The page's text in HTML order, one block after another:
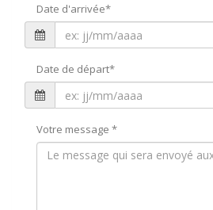
Date d'arrivée*
Date de départ*
Votre message *